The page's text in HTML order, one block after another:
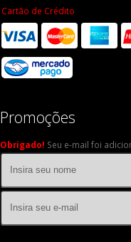
Cartão de Crédito
Promoções
Obrigado! Seu e-mail foi